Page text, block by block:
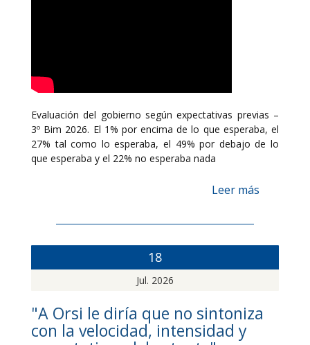
Evaluación del gobierno según expectativas previas –
3º Bim 2026. El 1% por encima de lo que esperaba, el
27% tal como lo esperaba, el 49% por debajo de lo
que esperaba y el 22% no esperaba nada
Leer más
18
Jul. 2026
"A Orsi le diría que no sintoniza
con la velocidad, intensidad y